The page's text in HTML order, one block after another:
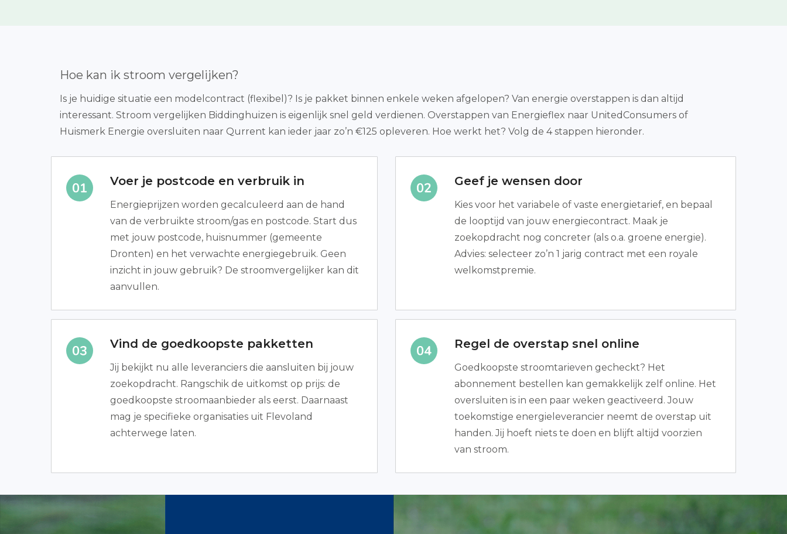
Hoe kan ik stroom vergelijken?
Is je huidige situatie een modelcontract (flexibel)? Is je pakket binnen enkele weken afgelopen? Van energie overstappen is dan altijd
interessant. Stroom vergelijken Biddinghuizen is eigenlijk snel geld verdienen. Overstappen van Energieflex naar UnitedConsumers of
Huismerk Energie oversluiten naar Qurrent kan ieder jaar zo’n €125 opleveren. Hoe werkt het? Volg de 4 stappen hieronder.
Voer je postcode en verbruik in
Energieprijzen worden gecalculeerd aan de hand
van de verbruikte stroom/gas en postcode. Start dus
met jouw postcode, huisnummer (gemeente
Dronten) en het verwachte energiegebruik. Geen
inzicht in jouw gebruik? De stroomvergelijker kan dit
aanvullen.
Geef je wensen door
Kies voor het variabele of vaste energietarief, en bepaal
de looptijd van jouw energiecontract. Maak je
zoekopdracht nog concreter (als o.a. groene energie).
Advies: selecteer zo’n 1 jarig contract met een royale
welkomstpremie.
Vind de goedkoopste pakketten
Jij bekijkt nu alle leveranciers die aansluiten bij jouw
zoekopdracht. Rangschik de uitkomst op prijs: de
goedkoopste stroomaanbieder als eerst. Daarnaast
mag je specifieke organisaties uit Flevoland
achterwege laten.
Regel de overstap snel online
Goedkoopste stroomtarieven gecheckt? Het
abonnement bestellen kan gemakkelijk zelf online. Het
oversluiten is in een paar weken geactiveerd. Jouw
toekomstige energieleverancier neemt de overstap uit
handen. Jij hoeft niets te doen en blijft altijd voorzien
van stroom.